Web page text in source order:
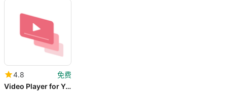
4.8
免费
Video Player for YouTube